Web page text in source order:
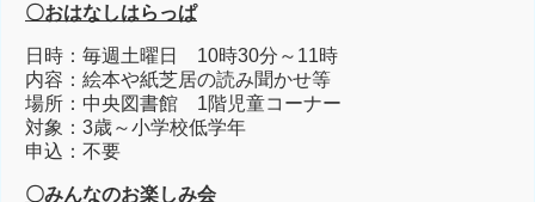
〇おはなしはらっぱ
日時：毎週土曜日 10時30分～11時
内容：絵本や紙芝居の読み聞かせ等
場所：中央図書館 1階児童コーナー
対象：3歳～小学校低学年
申込：不要
〇みんなのお楽しみ会